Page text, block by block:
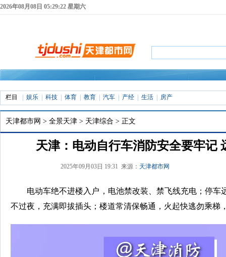
2026年08月08日 05:29:23 星期六
栏目 娱乐 科技 体育 教育 汽车 产经 生活 房产
天津都市网 > 全景天津 > 天津综合 > 正文
天津：电动自行车消防安全要牢记
2025年09月03日 19:31 来源： 天津都市网
电动车绝不进楼入户，电池禁改装、禁飞线充电；停车
不过夜，充满即拔插头；楼道常清保畅通，火起快逃勿乘梯